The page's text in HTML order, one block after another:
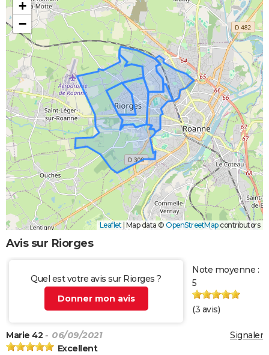
+
−
Leaflet Map data © OpenStreetMapcontributors
Avis sur Riorges
Quel est votre avis sur Riorges ?
Donner mon avis
Note moyenne :
5
(3 avis)
Signaler
Marie 42 - 06/09/2021
Excellent